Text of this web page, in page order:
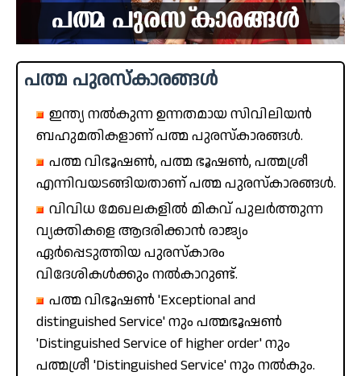
പത്മ പുരസ്‌കാരങ്ങൾ
ഇന്ത്യ നൽകുന്ന ഉന്നതമായ സിവിലിയൻ
ബഹുമതികളാണ് പത്മ പുരസ്‌കാരങ്ങൾ.
പത്മ വിഭൂഷൺ, പത്മ ഭൂഷൺ, പത്മശ്രീ
എന്നിവയടങ്ങിയതാണ് പത്മ പുരസ്‌കാരങ്ങൾ.
വിവിധ മേഖലകളിൽ മികവ് പുലർത്തുന്ന
വ്യക്തികളെ ആദരിക്കാൻ രാജ്യം
ഏർപ്പെടുത്തിയ പുരസ്‌കാരം
വിദേശികൾക്കും നൽകാറുണ്ട്.
പത്മ വിഭൂഷൺ 'Exceptional and
distinguished Service' നും പത്മഭൂഷൺ
'Distinguished Service of higher order' നും
പത്മശ്രീ 'Distinguished Service' നും നൽകും.